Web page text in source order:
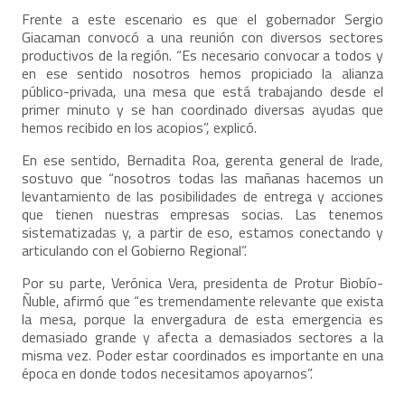
Frente a este escenario es que el gobernador Sergio
Giacaman convocó a una reunión con diversos sectores
productivos de la región. “Es necesario convocar a todos y
en ese sentido nosotros hemos propiciado la alianza
público-privada, una mesa que está trabajando desde el
primer minuto y se han coordinado diversas ayudas que
hemos recibido en los acopios”, explicó.
En ese sentido, Bernadita Roa, gerenta general de Irade,
sostuvo que “nosotros todas las mañanas hacemos un
levantamiento de las posibilidades de entrega y acciones
que tienen nuestras empresas socias. Las tenemos
sistematizadas y, a partir de eso, estamos conectando y
articulando con el Gobierno Regional”.
Por su parte, Verónica Vera, presidenta de Protur Biobío-
Ñuble, afirmó que “es tremendamente relevante que exista
la mesa, porque la envergadura de esta emergencia es
demasiado grande y afecta a demasiados sectores a la
misma vez. Poder estar coordinados es importante en una
época en donde todos necesitamos apoyarnos”.